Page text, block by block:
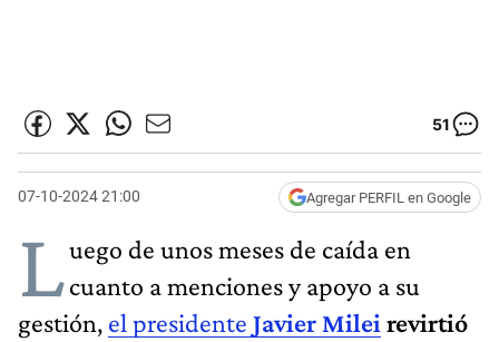
51
07-10-2024 21:00 Agregar PERFIL en Google
Luego de unos meses de caída en
cuanto a menciones y apoyo a su
gestión, el presidente Javier Milei revirtió